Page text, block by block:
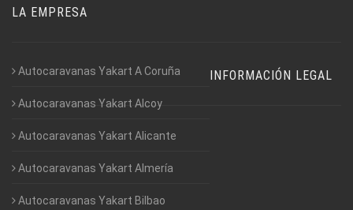
LA EMPRESA
Autocaravanas Yakart A Coruña
Autocaravanas Yakart Alcoy
Autocaravanas Yakart Alicante
Autocaravanas Yakart Almería
Autocaravanas Yakart Bilbao
INFORMACIÓN LEGAL